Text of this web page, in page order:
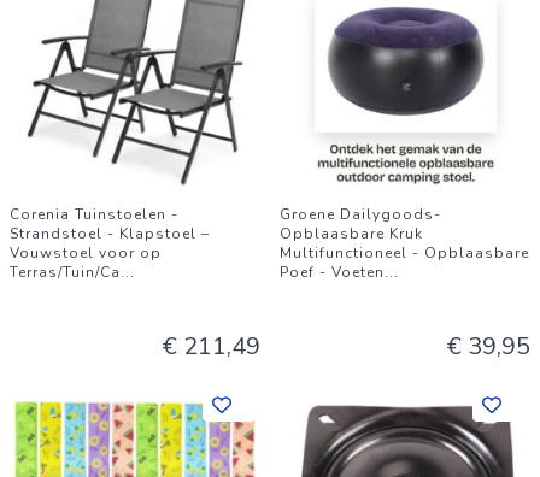
Corenia Tuinstoelen -
Strandstoel - Klapstoel –
Vouwstoel voor op
Terras/Tuin/Ca...
€ 211,49
Groene Dailygoods-
Opblaasbare Kruk
Multifunctioneel - Opblaasbare
Poef - Voeten...
€ 39,95